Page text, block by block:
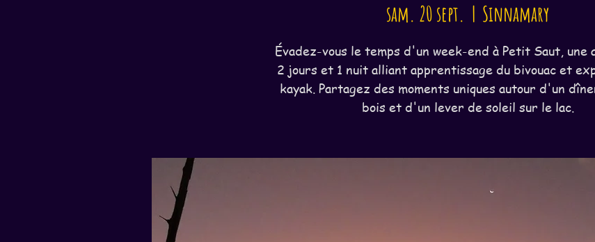
sam. 20 sept.
  |
Sinnamary
Évadez-vous le temps d'un week-end à Petit Saut, une
2 jours et 1 nuit alliant apprentissage du bivouac et
kayak. Partagez des moments uniques autour d'un
bois et d'un lever de soleil sur le lac.